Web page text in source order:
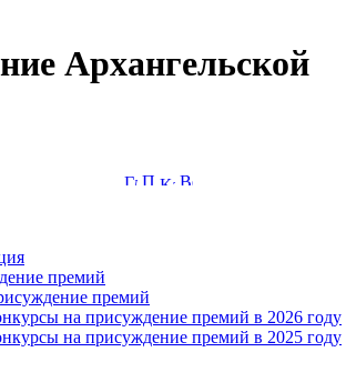
Архангельской
премий
премий
на присуждение премий в 2026 году
на присуждение премий в 2025 году